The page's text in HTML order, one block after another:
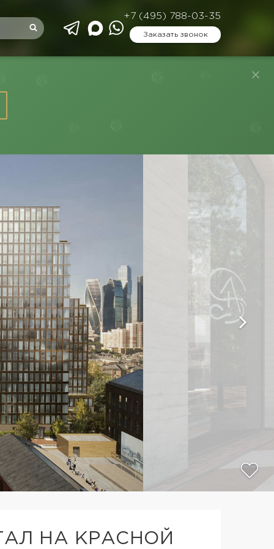
+7 (495) 788-03-35
Заказать звонок
НА КРАСНОЙ